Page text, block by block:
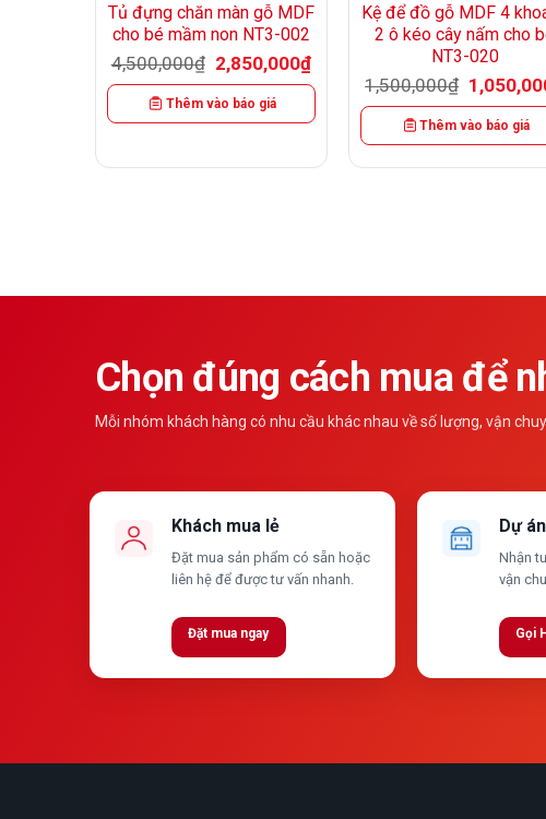
Tủ đựng chăn màn gỗ MDF
cho bé mầm non NT3-002
4,500,000₫
Giá
gốc
là:
4,500,000₫.
2,850,000₫Giá
hiện
tại
2,850,000₫.
Thêm vào báo giá
Kệ để đồ gỗ MDF 4
2 ô kéo cây nấm cho
NT3-020
1,500,000₫ Giá
gốc
là:
1,500,000₫.
Thêm vào báo giá
Chọn đúng cách mua để
Mỗi nhóm khách hàng có nhu cầu khác nhau về số lượng, vận
Khách mua lẻ
Đặt mua sản phẩm có sẵn hoặc
liên hệ để được tư vấn nhanh.
Đặt mua ngay
Dự
Nhận
vận
Gọi